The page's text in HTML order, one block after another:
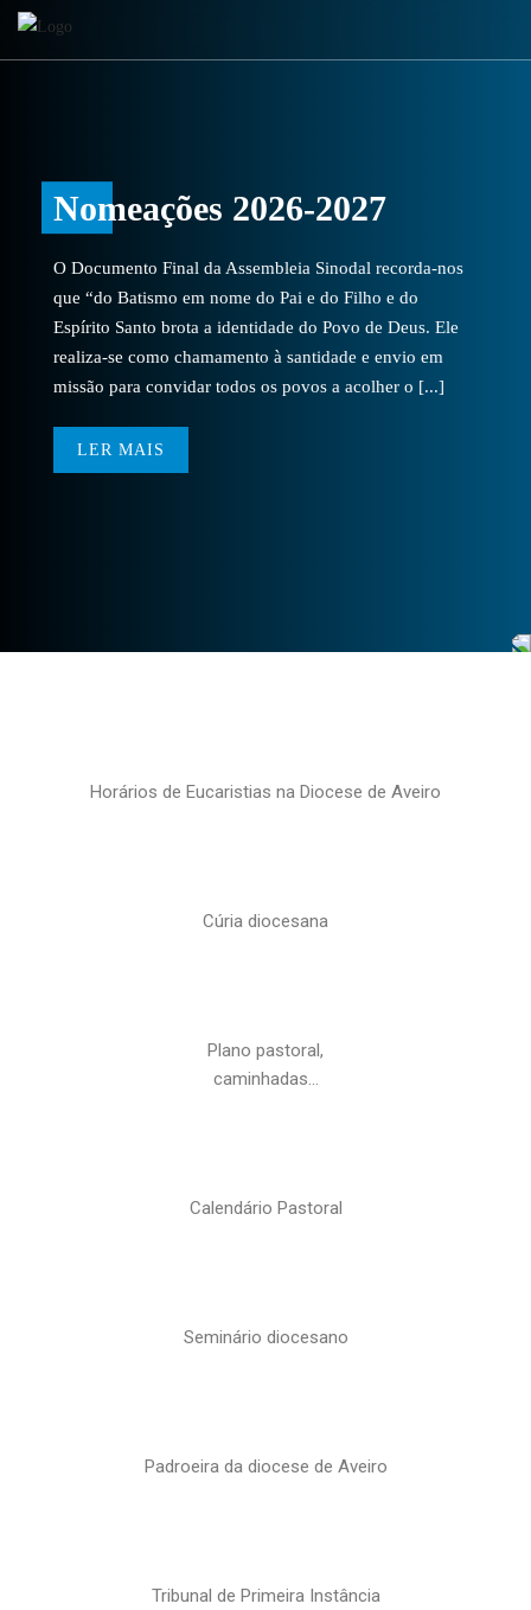
Nomeações 2026-2027
O Documento Final da Assembleia Sinodal recorda-nos
que “do Batismo em nome do Pai e do Filho e do
Espírito Santo brota a identidade do Povo de Deus. Ele
realiza-se como chamamento à santidade e envio em
missão para convidar todos os povos a acolher o [...]
LER MAIS
Horários de Eucaristias na Diocese de Aveiro
Cúria diocesana
Plano pastoral,
caminhadas…
Calendário Pastoral
Seminário diocesano
Padroeira da diocese de Aveiro
Tribunal de Primeira Instância